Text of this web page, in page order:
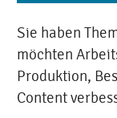
Sie haben
möchten
Produktion,
Content